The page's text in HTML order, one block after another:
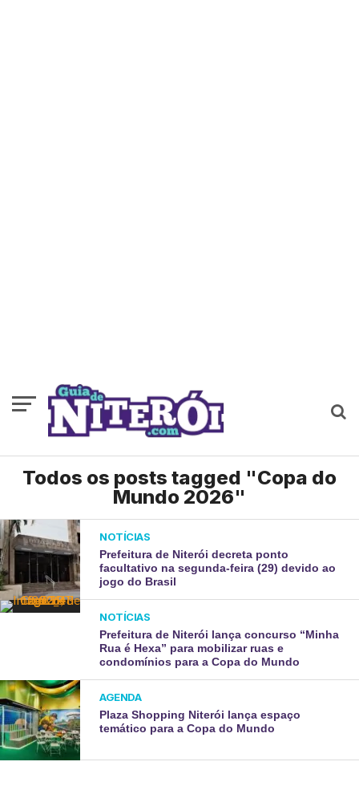
Todos os posts tagged "Copa do
Mundo 2026"
NOTÍCIAS
Prefeitura de Niterói decreta ponto
facultativo na segunda-feira (29) devido ao
jogo do Brasil
NOTÍCIAS
Prefeitura de Niterói lança concurso “Minha
Rua é Hexa” para mobilizar ruas e
condomínios para a Copa do Mundo
AGENDA
Plaza Shopping Niterói lança espaço
temático para a Copa do Mundo